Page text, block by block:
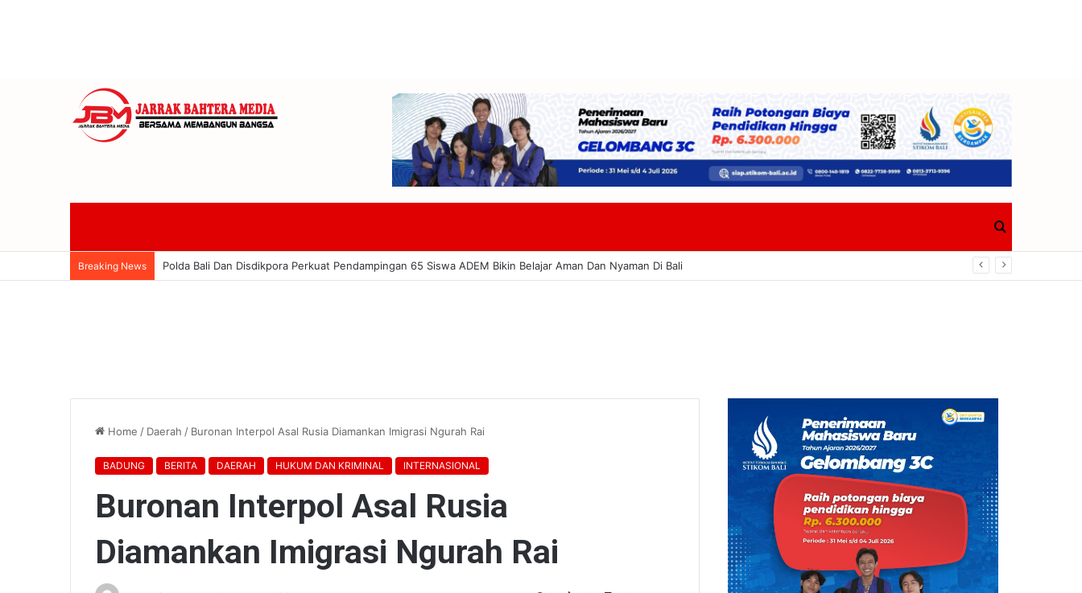
for
Breaking News 18 Finalis Jegeg Bagus Bali 2026 Bersaing Tekankan Budaya Dan Pariwisata Berkelanjutan
Home / Daerah / Buronan Interpol Asal Rusia Diamankan Imigrasi Ngurah Rai
BADUNG BERITA DAERAH HUKUM DAN KRIMINAL INTERNASIONAL
Buronan Interpol Asal Rusia
Diamankan Imigrasi Ngurah Rai